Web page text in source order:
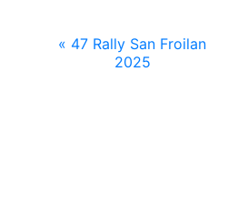
« 47 Rally San Froilan
2025